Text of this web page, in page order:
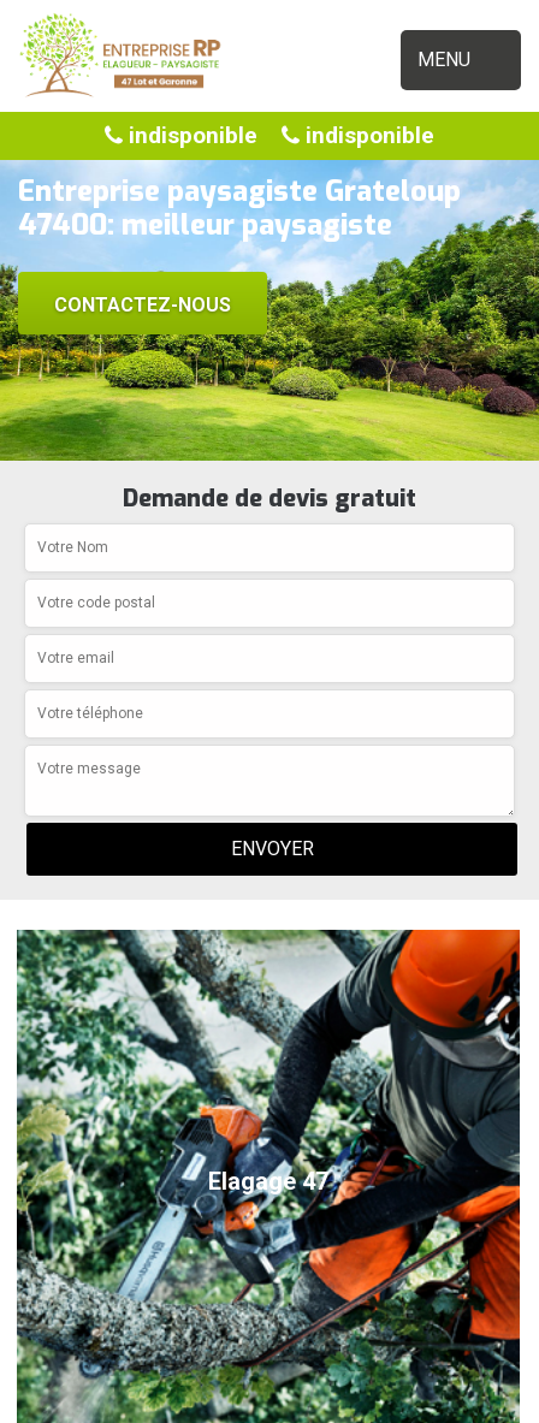
MENU
indisponible indisponible
Entreprise paysagiste Grateloup
47400: meilleur paysagiste
CONTACTEZ-NOUS
Demande de devis gratuit
Elagage 47